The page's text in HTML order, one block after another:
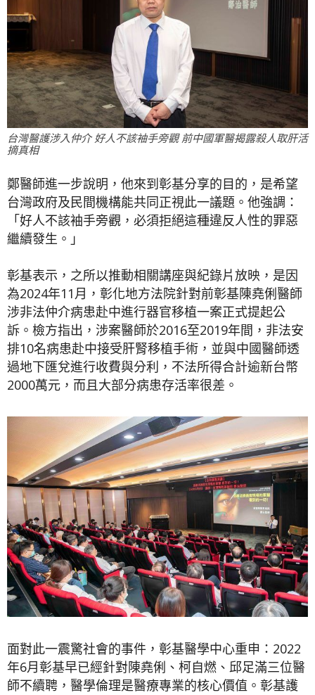
台灣醫護涉入仲介 好人不該袖手旁觀 前中國軍醫揭露殺人取肝活
摘真相
鄭醫師進一步說明，他來到彰基分享的目的，是希望
台灣政府及民間機構能共同正視此一議題。他強調：
「好人不該袖手旁觀，必須拒絕這種違反人性的罪惡
繼續發生。」
彰基表示，之所以推動相關講座與紀錄片放映，是因
為2024年11月，彰化地方法院針對前彰基陳堯俐醫師
涉非法仲介病患赴中進行器官移植一案正式提起公
訴。檢方指出，涉案醫師於2016至2019年間，非法安
排10名病患赴中接受肝腎移植手術，並與中國醫師透
過地下匯兌進行收費與分利，不法所得合計逾新台幣
2000萬元，而且大部分病患存活率很差。
面對此一震驚社會的事件，彰基醫學中心重申：2022
年6月彰基早已經針對陳堯俐、柯自燃、邱足滿三位醫
師不續聘，醫學倫理是醫療專業的核心價值。彰基護